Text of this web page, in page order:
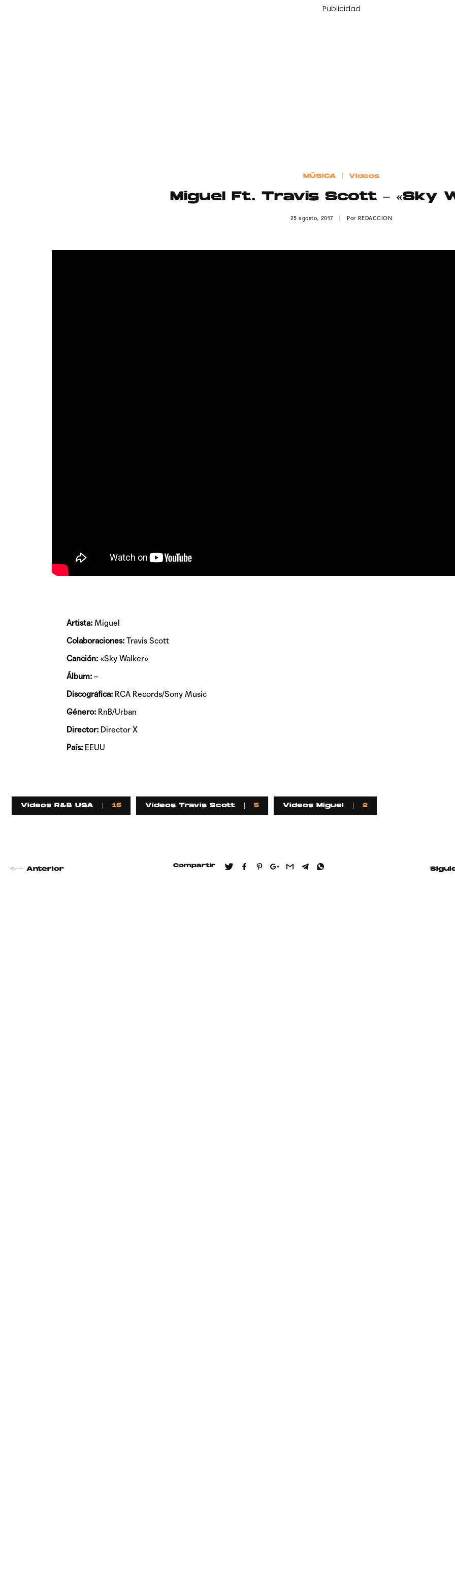
Publicidad
MÚSICA Videos
Miguel Ft. Travis Scott – «Sky
25 agosto, 2017 Por REDACCION
Artista:Miguel
Colaboraciones:Travis Scott
Canción:«Sky Walker»
Álbum:–
Discográfica:RCA Records/Sony Music
Género:RnB/Urban
Director:Director X
País:EEUU
Videos R&B USA 15 Videos Travis Scott 5 Videos Miguel 2
Anterior
Compartir